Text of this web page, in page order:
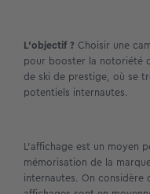
L’objectif ? Choisir une
pour booster la notoriété
de ski de prestige, où se
potentiels internautes.
L’affichage est un moyen
mémorisation de la
internautes. On considère